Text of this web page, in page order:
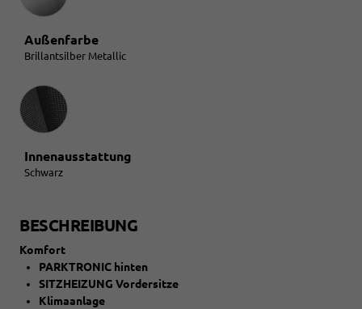
Außenfarbe
Brillantsilber Metallic
Innenausstattung
Innenausstattung
Schwarz
BESCHREIBUNG
Komfort
PARKTRONIC hinten
SITZHEIZUNG Vordersitze
Klimaanlage